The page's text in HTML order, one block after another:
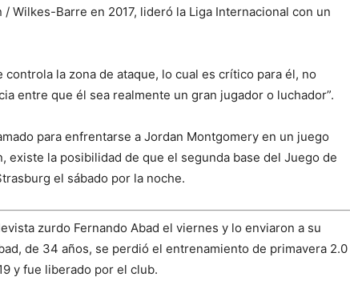
Wilkes-Barre en 2017, lideró la Liga Internacional con un
la zona de ataque, lo cual es crítico para él, no
entre que él sea realmente un gran jugador o luchador”.
para enfrentarse a Jordan Montgomery en un juego
existe la posibilidad de que el segunda base del Juego de
el sábado por la noche.
zurdo Fernando Abad el viernes y lo enviaron a su
de 34 años, se perdió el entrenamiento de primavera 2.0
y fue liberado por el club.